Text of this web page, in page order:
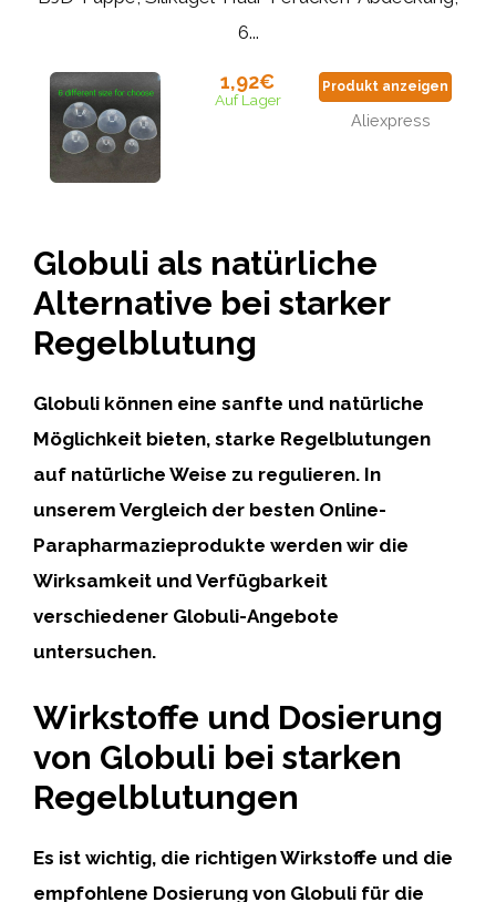
6...
1,92€
Auf Lager
Produkt anzeigen
Aliexpress
Globuli als natürliche
Alternative bei starker
Regelblutung
Globuli können eine sanfte und natürliche
Möglichkeit bieten, starke Regelblutungen
auf natürliche Weise zu regulieren. In
unserem Vergleich der besten Online-
Parapharmazieprodukte werden wir die
Wirksamkeit und Verfügbarkeit
verschiedener Globuli-Angebote
untersuchen.
Wirkstoffe und Dosierung
von Globuli bei starken
Regelblutungen
Es ist wichtig, die richtigen Wirkstoffe und die
empfohlene Dosierung von Globuli für die